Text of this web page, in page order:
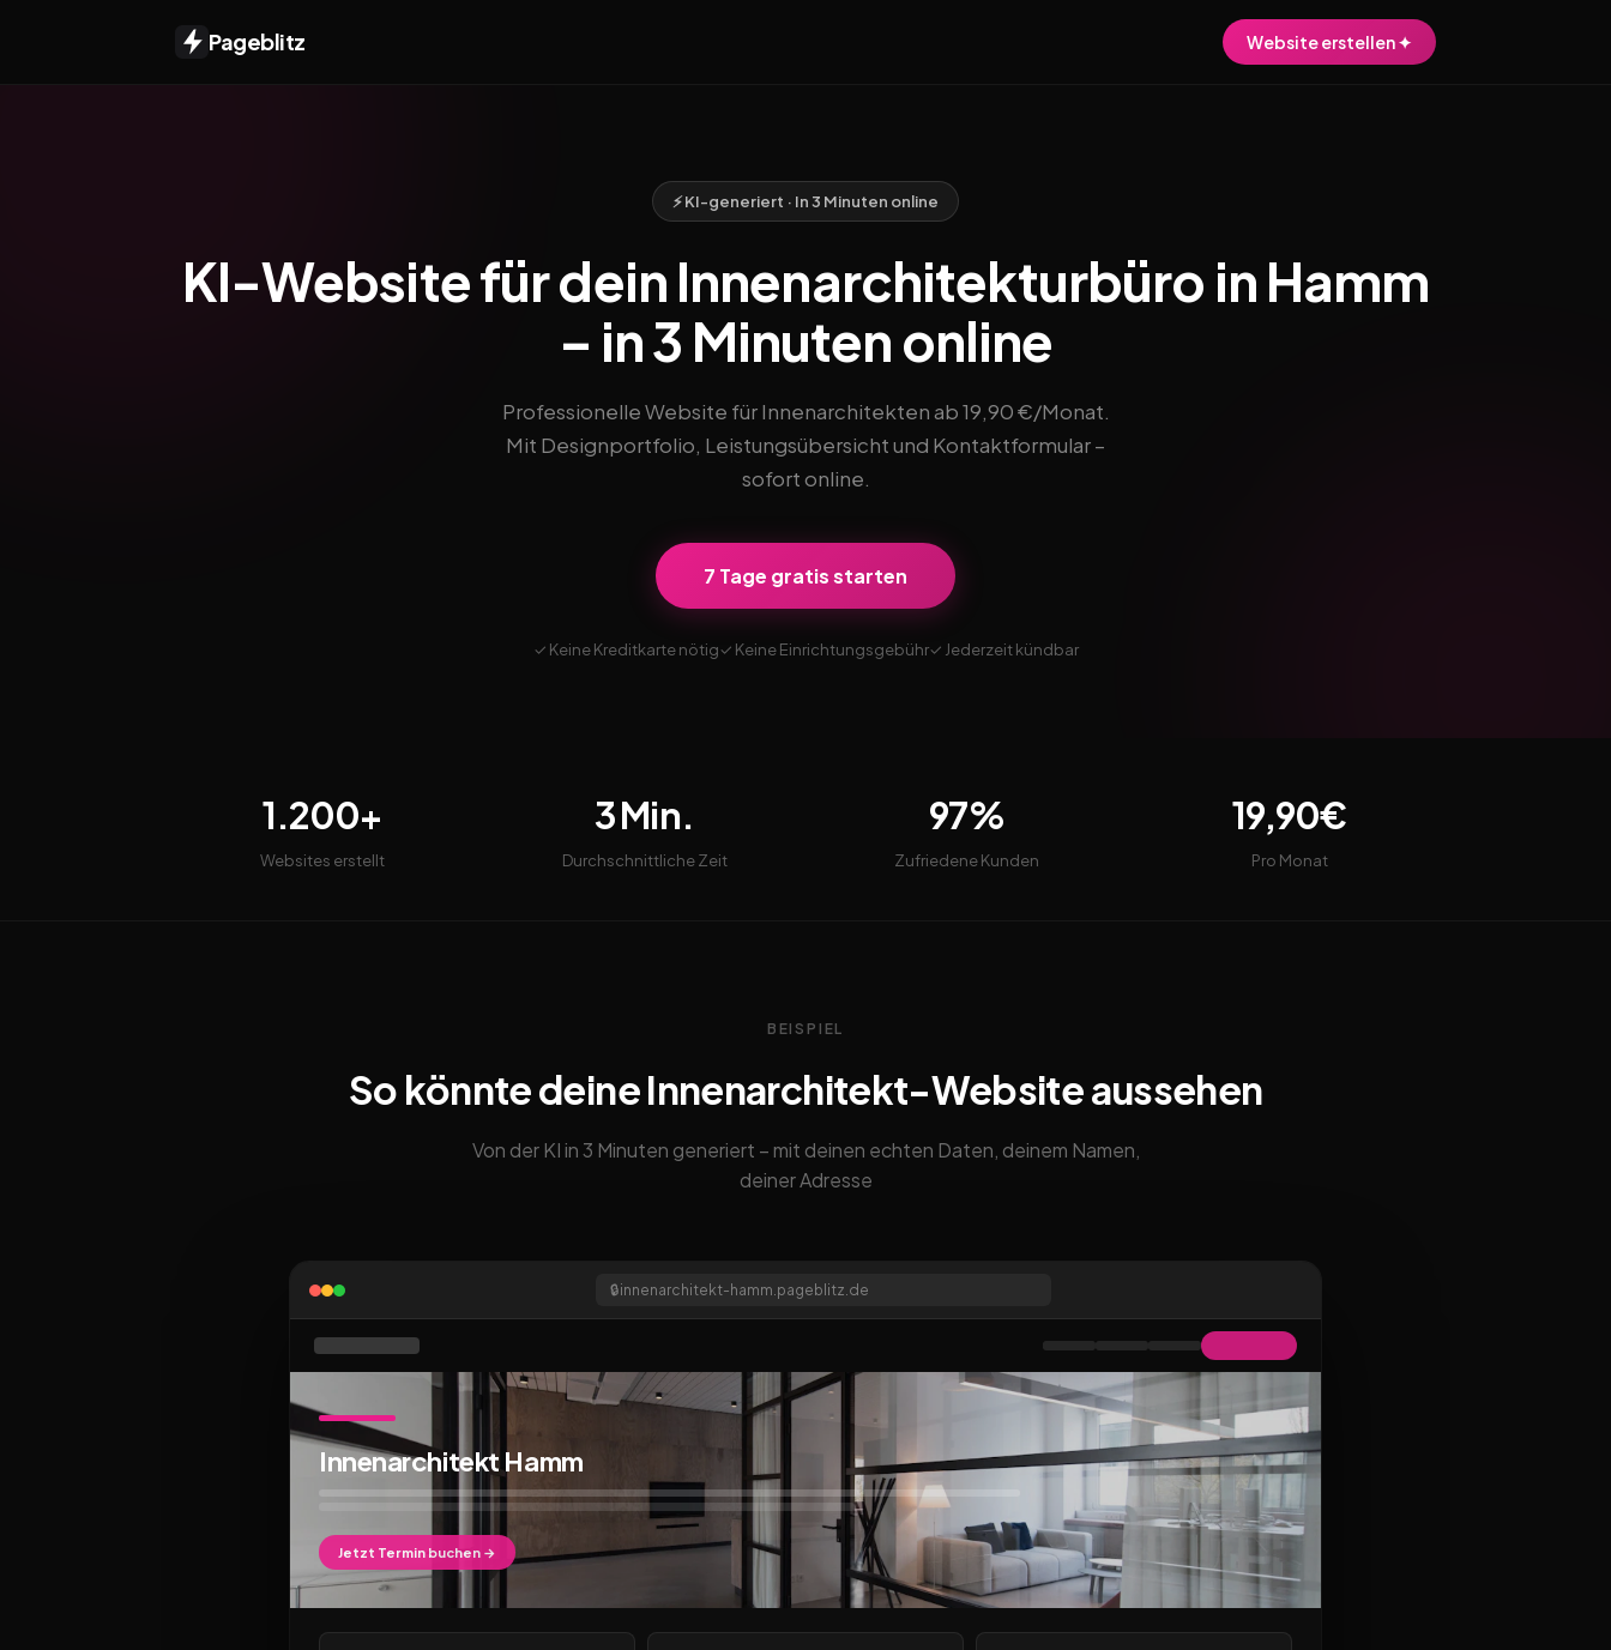
Pageblitz Website erstellen ✦
⚡ KI-generiert · In 3 Minuten online
KI-Website für dein Innenarchitekturbüro in Hamm
– in 3 Minuten online
Professionelle Website für Innenarchitekten ab 19,90 €/Monat.
Mit Designportfolio, Leistungsübersicht und Kontaktformular –
sofort online.
7 Tage gratis starten
✓ Keine Kreditkarte nötig✓ Keine Einrichtungsgebühr✓ Jederzeit kündbar
1.200+
Websites erstellt
3 Min.
Durchschnittliche Zeit
97%
Zufriedene Kunden
19,90€
Pro Monat
BEISPIEL
So könnte deine Innenarchitekt-Website aussehen
Von der KI in 3 Minuten generiert – mit deinen echten Daten, deinem Namen,
deiner Adresse
🔒innenarchitekt-hamm.pageblitz.de
Innenarchitekt Hamm
Jetzt Termin buchen →